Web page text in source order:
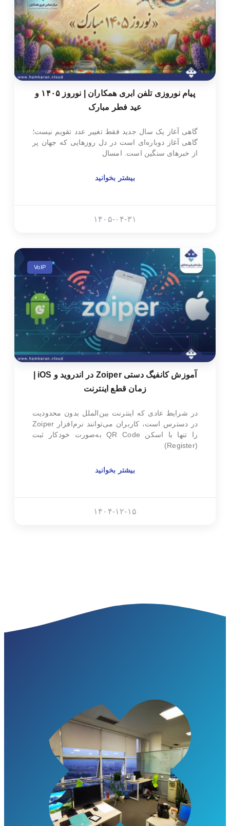
پیام نوروزی تلفن ابری همکاران | نوروز ۱۴۰۵ و
عید فطر مبارک
گاهی آغاز یک سال جدید فقط تغییر عدد تقویم نیست؛
گاهی آغاز دوباره‌ای است در دل روزهایی که جهان پر
از خبرهای سنگین است. امسال
بیشتر بخوانید
۱۴۰۵-۰۴-۳۱
VoIP
آموزش کانفیگ دستی Zoiper در اندروید و iOS |
زمان قطع اینترنت
در شرایط عادی که اینترنت بین‌الملل بدون محدودیت
در دسترس است، کاربران می‌توانند نرم‌افزار Zoiper
را تنها با اسکن QR Code به‌صورت خودکار ثبت
بیشتر بخوانید
۱۴۰۴-۱۲-۱۵